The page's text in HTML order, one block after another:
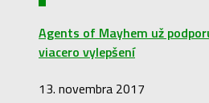
Agents of Mayhem už
viacero vylepšení
13. novembra 2017